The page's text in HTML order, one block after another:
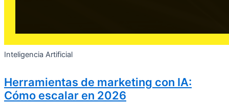
Inteligencia Artificial
Herramientas de marketing con IA:
Cómo escalar en 2026